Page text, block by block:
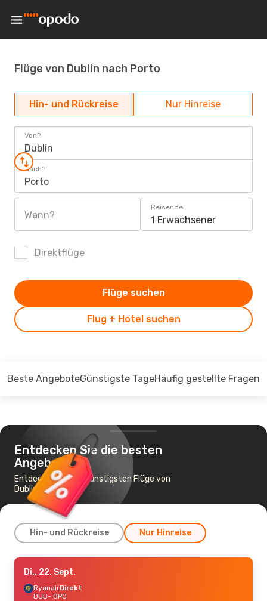
Flüge von Dublin nach Porto
Hin- und Rückreise Nur Hinreise
Von?
Dublin
Nach?
Porto
Wann?
Reisende
1 Erwachsener
Direktflüge
Flug + Hotel suchen
Flüge suchen
Beste AngeboteGünstigste TageHäufig gestellte Fragen
Entdecken Sie die besten
Angebote
Entdecken Sie die günstigsten Flüge von
Dublin nach Porto
Hin- und Rückreise Nur Hinreise
Mo., 21. Sept.
RyanairDirekt
DUB- OPO
Di., 22. Sept.
RyanairDirekt
DUB- OPO